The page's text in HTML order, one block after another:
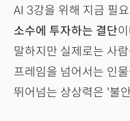
AI 3강을 위해 지금 필
소수에 투자하는 결단
말하지만 실제로는 사
프레임을 넘어서는 인
뛰어넘는 상상력은 '불